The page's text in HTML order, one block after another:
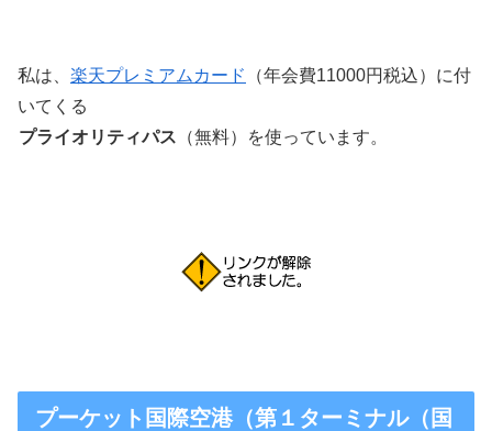
私は、 楽天プレミアムカード
（年会費11000円税込）に付
いてくる
プライオリティパス （無料）を使っています。
プーケット国際空港（第１ターミナル（国